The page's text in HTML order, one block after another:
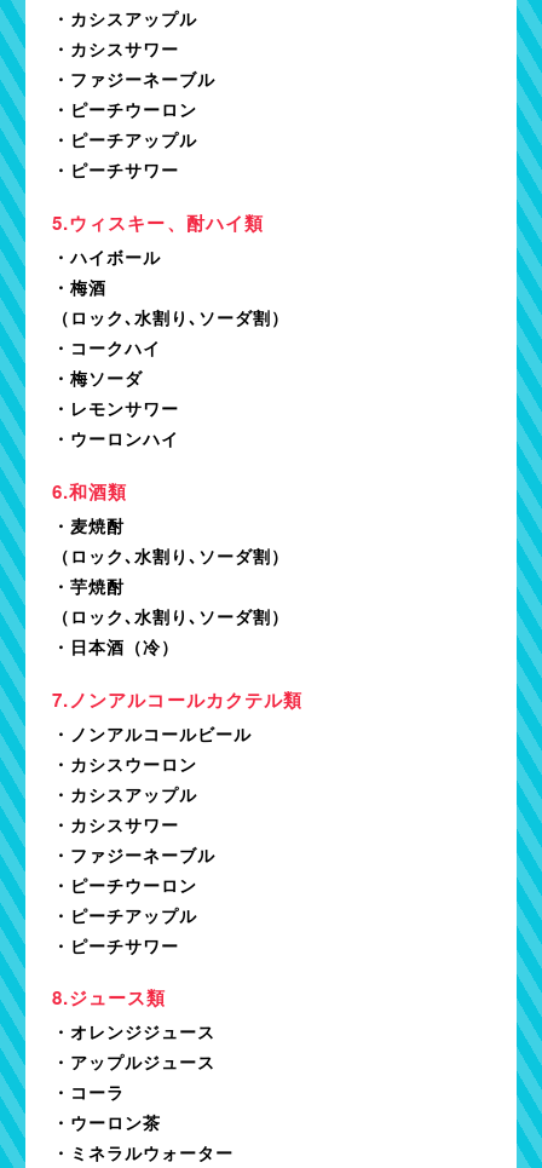
・カシスアップル
・カシスサワー
・ファジーネーブル
・ピーチウーロン
・ピーチアップル
・ピーチサワー
ウィスキー、酎ハイ類
・ハイボール
・梅酒
（ロック､水割り､ソーダ割）
・コークハイ
・梅ソーダ
・レモンサワー
・ウーロンハイ
和酒類
・麦焼酎
（ロック､水割り､ソーダ割）
・芋焼酎
（ロック､水割り､ソーダ割）
・日本酒（冷）
ノンアルコールカクテル類
・ノンアルコールビール
・カシスウーロン
・カシスアップル
・カシスサワー
・ファジーネーブル
・ピーチウーロン
・ピーチアップル
・ピーチサワー
ジュース類
・オレンジジュース
・アップルジュース
・コーラ
・ウーロン茶
・ミネラルウォーター